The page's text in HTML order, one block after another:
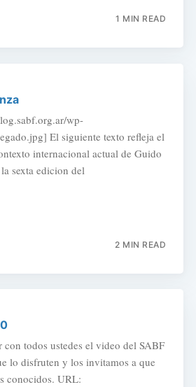
1 MIN READ
wp-
El siguiente texto refleja el
internacional actual de Guido
sexta edicion del
2 MIN READ
con todos ustedes el video del SABF
lo disfruten y los invitamos a que
conocidos. URL: